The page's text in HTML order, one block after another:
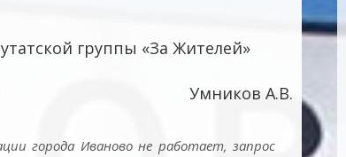
группы «За Жителей»
Умников А.В.
города Иваново не работает, запрос